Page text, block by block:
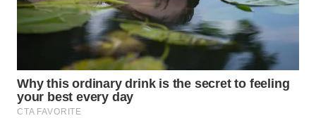
WN
SOLO
WN
BOROBUDUR